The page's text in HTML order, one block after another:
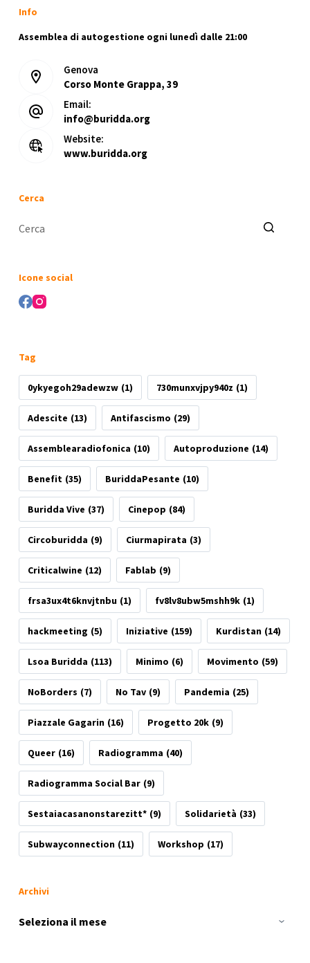
Info
Assemblea di autogestione ogni lunedì dalle 21:00
Genova
Corso Monte Grappa, 39
Email:
info@buridda.org
Website:
www.buridda.org
Cerca
Icone social
Tag
0ykyegoh29adewzw (1) 730munxvjpy940z (1)
Adescite (13) Antifascismo (29)
Assemblearadiofonica (10) Autoproduzione (14)
Benefit (35) BuriddaPesante (10)
Buridda Vive (37) Cinepop (84)
Circoburidda (9) Ciurmapirata (3)
Criticalwine (12) Fablab (9)
frsa3ux4t6knvjtnbu (1) fv8lv8ubw5mshh9k (1)
hackmeeting (5) Iniziative (159) Kurdistan (14)
Lsoa Buridda (113) Minimo (6) Movimento (59)
NoBorders (7) No Tav (9) Pandemia (25)
Piazzale Gagarin (16) Progetto 20k (9)
Queer (16) Radiogramma (40)
Radiogramma Social Bar (9)
Sestaiacasanonstarezitt* (9) Solidarietà (33)
Subwayconnection (11) Workshop (17)
Archivi
Archivi